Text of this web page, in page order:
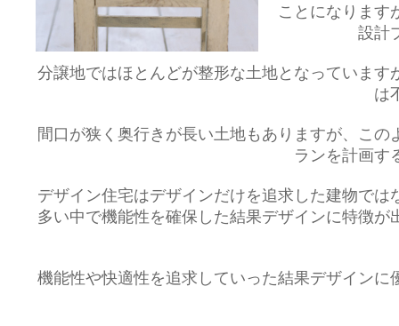
ことになります
設計
分譲地ではほとんどが整形な土地となっています
は
間口が狭く奥行きが長い土地もありますが、こ
ランを計画す
デザイン住宅はデザインだけを追求した建物では
多い中で機能性を確保した結果デザインに特徴が
機能性や快適性を追求していった結果デザインに